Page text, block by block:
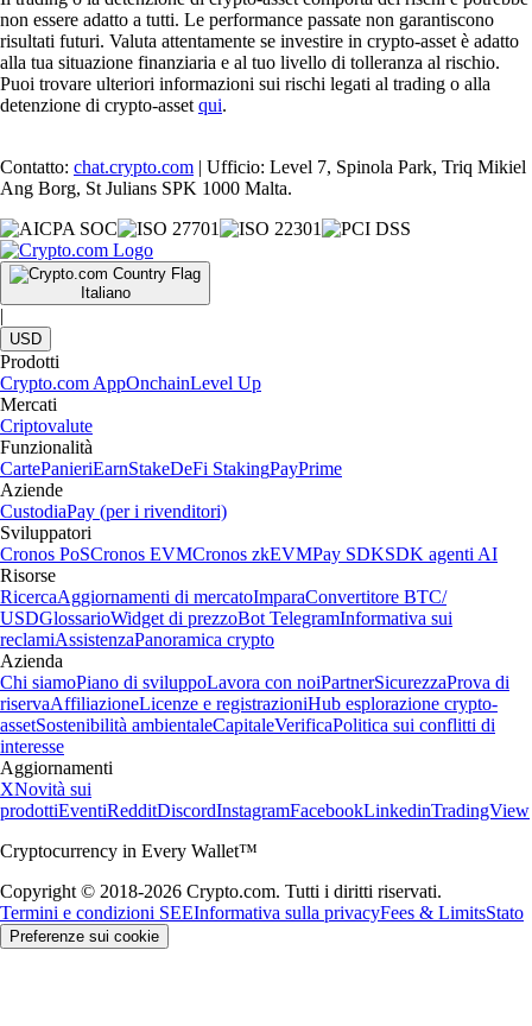
non essere adatto a tutti. Le performance passate non garantiscono
risultati futuri. Valuta attentamente se investire in crypto-asset è adatto
alla tua situazione finanziaria e al tuo livello di tolleranza al rischio.
Puoi trovare ulteriori informazioni sui rischi legati al trading o alla
detenzione di crypto-asset qui.
Contatto: chat.crypto.com | Ufficio: Level 7, Spinola Park, Triq Mikiel
Ang Borg, St Julians SPK 1000 Malta.
Italiano
|
USD
Prodotti
Crypto.com AppOnchainLevel Up
Mercati
Criptovalute
Funzionalità
CartePanieriEarnStakeDeFi StakingPayPrime
Aziende
CustodiaPay (per i rivenditori)
Sviluppatori
Cronos PoSCronos EVMCronos zkEVMPay SDKSDK agenti AI
Risorse
RicercaAggiornamenti di mercatoImparaConvertitore BTC/
USDGlossarioWidget di prezzoBot TelegramInformativa sui
reclamiAssistenzaPanoramica crypto
Azienda
Chi siamoPiano di sviluppoLavora con noiPartnerSicurezzaProva di
riservaAffiliazioneLicenze e registrazioniHub esplorazione crypto-
assetSostenibilità ambientaleCapitaleVerificaPolitica sui conflitti di
interesse
Aggiornamenti
XNovità sui
prodottiEventiRedditDiscordInstagramFacebookLinkedinTradingView
Cryptocurrency in Every Wallet™
Copyright © 2018-2026 Crypto.com. Tutti i diritti riservati.
Termini e condizioni SEEInformativa sulla privacyFees & LimitsStato
Preferenze sui cookie